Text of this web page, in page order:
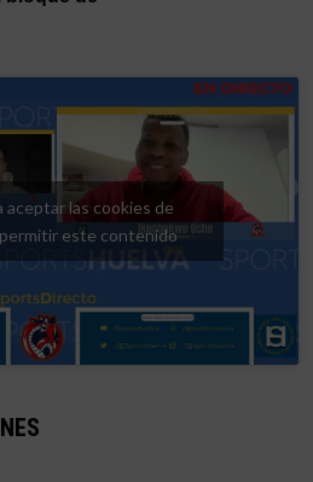
aceptar las cookies de
este contenido